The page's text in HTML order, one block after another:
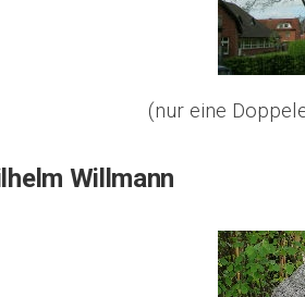
(nur eine
Willmann